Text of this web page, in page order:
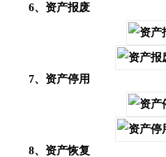
6、资产报废
7、资产停用
8、资产恢复